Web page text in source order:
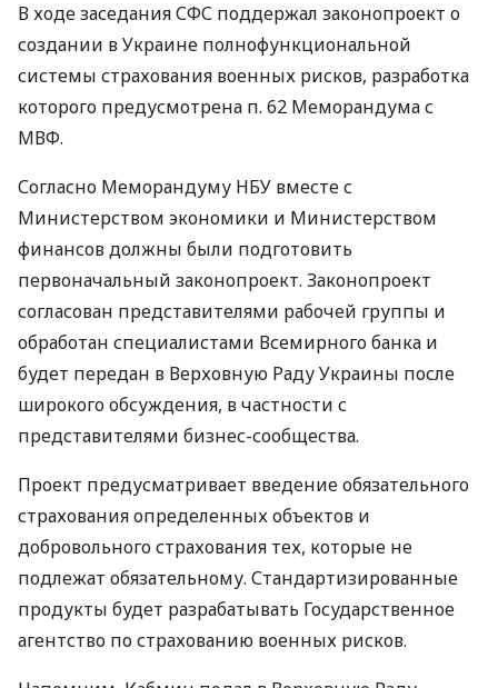
В ходе заседания СФС поддержал законопроект о
создании в Украине полнофункциональной
системы страхования военных рисков, разработка
которого предусмотрена п. 62 Меморандума с
МВФ.
Согласно Меморандуму НБУ вместе с
Министерством экономики и Министерством
финансов должны были подготовить
первоначальный законопроект. Законопроект
согласован представителями рабочей группы и
обработан специалистами Всемирного банка и
будет передан в Верховную Раду Украины после
широкого обсуждения, в частности с
представителями бизнес-сообщества.
Проект предусматривает введение обязательного
страхования определенных объектов и
добровольного страхования тех, которые не
подлежат обязательному. Стандартизированные
продукты будет разрабатывать Государственное
агентство по страхованию военных рисков.